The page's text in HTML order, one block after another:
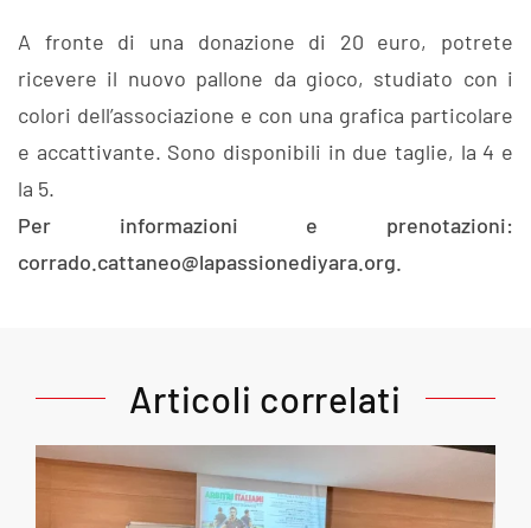
A fronte di una donazione di 20 euro, potrete
ricevere il nuovo pallone da gioco, studiato con i
colori dell’associazione e con una grafica particolare
e accattivante. Sono disponibili in due taglie, la 4 e
la 5.
Per informazioni e prenotazioni:
corrado.cattaneo@lapassionediyara.org.
Articoli correlati